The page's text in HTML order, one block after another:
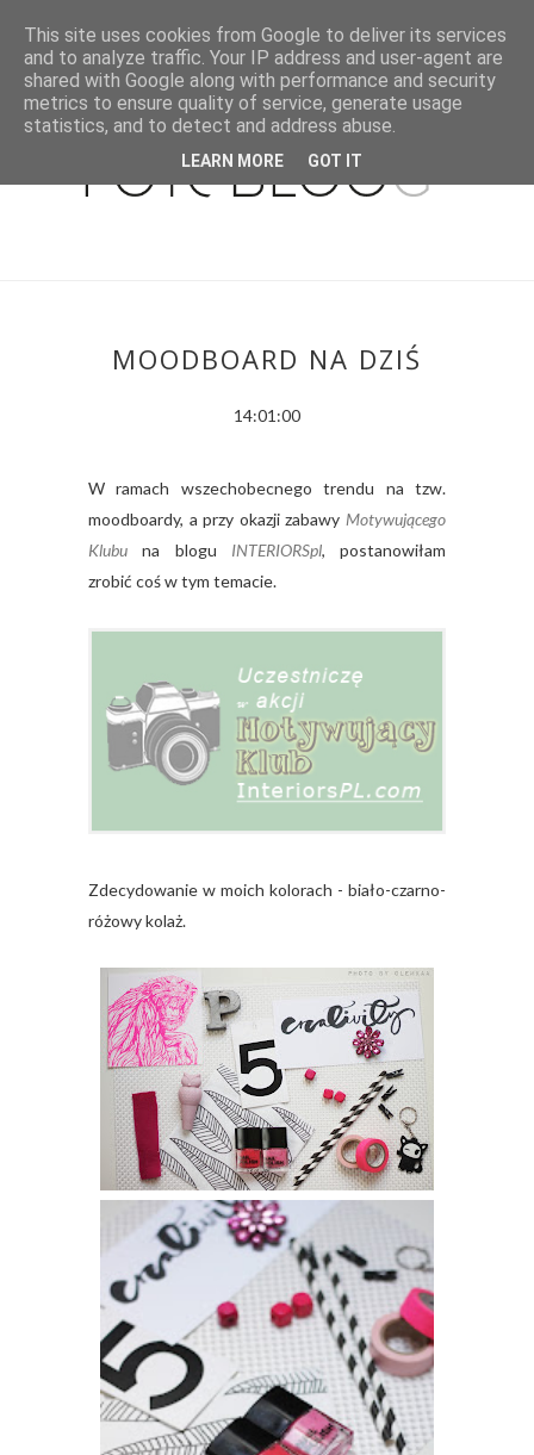
MOODBOARD NA DZIŚ
14:01:00
W ramach wszechobecnego trendu na tzw.
moodboardy, a przy okazji zabawy Motywującego
Klubu
na blogu INTERIORSpl, postanowiłam
zrobić coś w tym temacie.
Zdecydowanie w moich kolorach - biało-czarno-
różowy kolaż.
This site uses cookies from Google to deliver its services
and to analyze traffic. Your IP address and user-agent are
shared with Google along with performance and security
metrics to ensure quality of service, generate usage
statistics, and to detect and address abuse.
LEARN MORE GOT IT